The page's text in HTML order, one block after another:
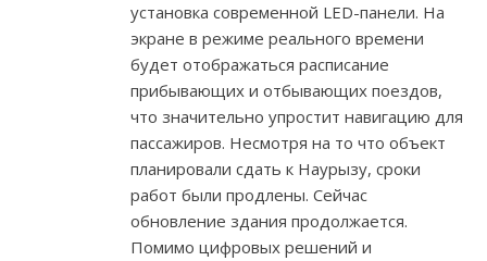
установка современной LED-панели. На
экране в режиме реального времени
будет отображаться расписание
прибывающих и отбывающих поездов,
что значительно упростит навигацию для
пассажиров. Несмотря на то что объект
планировали сдать к Наурызу, сроки
работ были продлены. Сейчас
обновление здания продолжается.
Помимо цифровых решений и